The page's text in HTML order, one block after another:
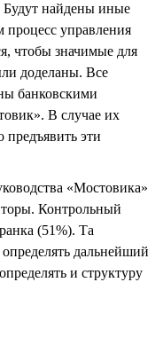
Будут найдены иные
процесс управления
чтобы значимые для
доделаны. Все
банковскими
В случае их
предъявить эти
«Мостовика»
Контрольный
(51%). Та
определять дальнейший
и структуру